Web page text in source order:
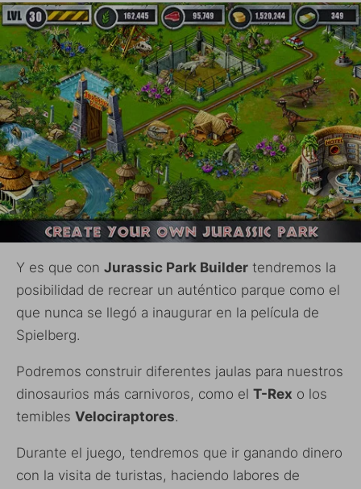
Y es que con Jurassic Park Builder tendremos la
posibilidad de recrear un auténtico parque como el
que nunca se llegó a inaugurar en la película de
Spielberg.
Podremos construir diferentes jaulas para nuestros
dinosaurios más carnivoros, como el T-Rex o los
temibles Velociraptores.
Durante el juego, tendremos que ir ganando dinero
con la visita de turistas, haciendo labores de